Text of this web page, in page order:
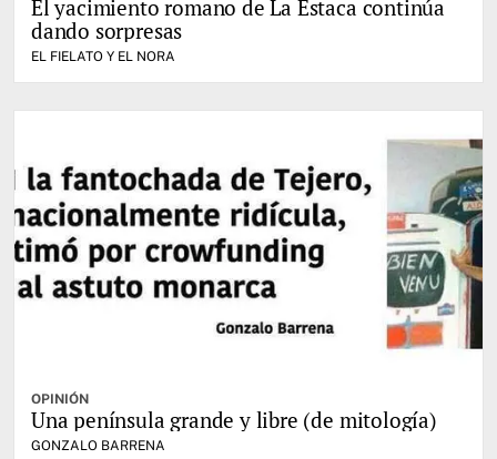
El yacimiento romano de La Estaca continúa
dando sorpresas
EL FIELATO Y EL NORA
OPINIÓN
Una península grande y libre (de mitología)
GONZALO BARRENA